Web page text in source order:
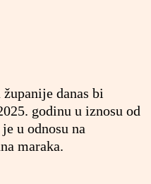
danas bi
godinu u iznosu od
u odnosu na
maraka.